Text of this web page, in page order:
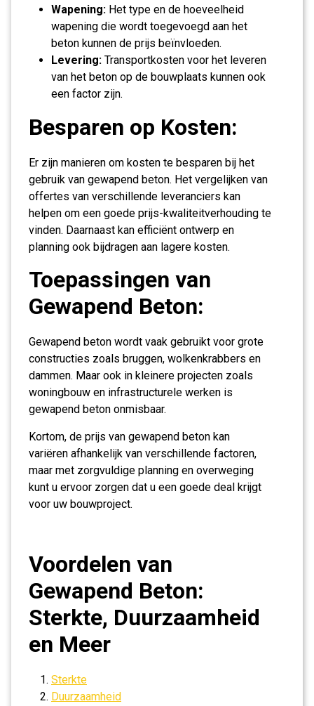
Wapening: Het type en de hoeveelheid
wapening die wordt toegevoegd aan het
beton kunnen de prijs beïnvloeden.
Levering: Transportkosten voor het leveren
van het beton op de bouwplaats kunnen ook
een factor zijn.
Besparen op Kosten:
Er zijn manieren om kosten te besparen bij het
gebruik van gewapend beton. Het vergelijken van
offertes van verschillende leveranciers kan
helpen om een goede prijs-kwaliteitverhouding te
vinden. Daarnaast kan efficiënt ontwerp en
planning ook bijdragen aan lagere kosten.
Toepassingen van
Gewapend Beton:
Gewapend beton wordt vaak gebruikt voor grote
constructies zoals bruggen, wolkenkrabbers en
dammen. Maar ook in kleinere projecten zoals
woningbouw en infrastructurele werken is
gewapend beton onmisbaar.
Kortom, de prijs van gewapend beton kan
variëren afhankelijk van verschillende factoren,
maar met zorgvuldige planning en overweging
kunt u ervoor zorgen dat u een goede deal krijgt
voor uw bouwproject.
Voordelen van
Gewapend Beton:
Sterkte, Duurzaamheid
en Meer
Sterkte
Duurzaamheid